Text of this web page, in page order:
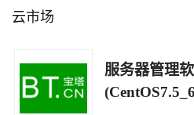
云市场
服务器管理